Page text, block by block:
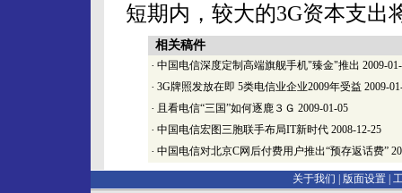
短期内，较大的3G资本支出
相关稿件
· 中国电信深度定制高端旗舰手机"臻金"推出 2009-
· 3G牌照发放在即 5类电信业企业2009年受益 2009-
· 且看电信“三国”如何逐鹿３Ｇ 2009-01-05
· 中国电信宏图三胞联手布局IT新时代 2008-12-25
· 中国电信对北京C网后付费用户推出“预存返话费”
关于我们 | 版面设置